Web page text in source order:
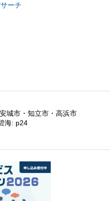
ーチ
城市・知立市・高浜市
海: p24